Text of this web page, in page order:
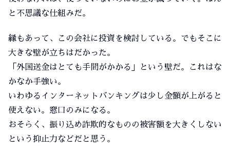
と不思議な仕組みだ。
縁もあって、この会社に投資を検討している。でもそこに
大きな壁が立ちはだかった。
「外国送金はとても手間がかかる」という壁だ。これはな
かなか手強い。
いわゆるインターネットバンキングは少し金額が上がると
使えない。窓口のみになる。
おそらく、振り込め詐欺的なものの被害額を大きくしない
という抑止力などだと思う。